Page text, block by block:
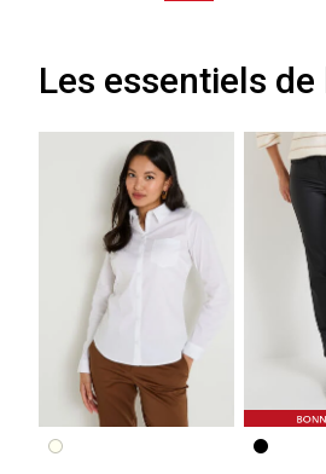
Les essentiels de